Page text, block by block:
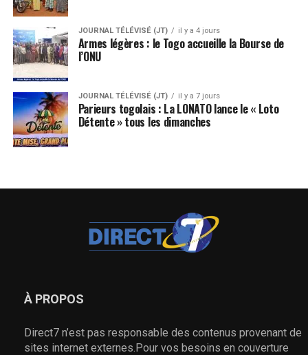
JOURNAL TÉLÉVISÉ (JT) il y a 4 jours
Armes légères : le Togo accueille la Bourse de
l’ONU
JOURNAL TÉLÉVISÉ (JT) il y a 7 jours
Parieurs togolais : La LONATO lance le « Loto
Détente » tous les dimanches
À PROPOS
Direct7 n’est pas responsable des contenus provenant de
sites internet externes.Pour vos besoins en couverture